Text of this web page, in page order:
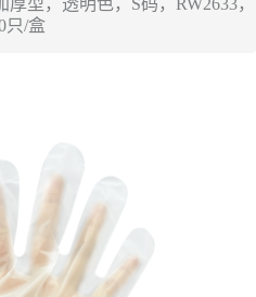
型，透明色，S码，RW2633，
只/盒